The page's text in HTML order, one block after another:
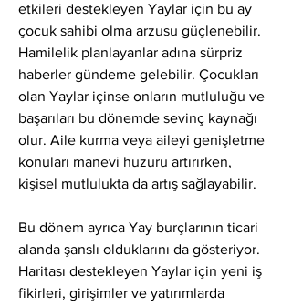
etkileri destekleyen Yaylar için bu ay
çocuk sahibi olma arzusu güçlenebilir.
Hamilelik planlayanlar adına sürpriz
haberler gündeme gelebilir. Çocukları
olan Yaylar içinse onların mutluluğu ve
başarıları bu dönemde sevinç kaynağı
olur. Aile kurma veya aileyi genişletme
konuları manevi huzuru artırırken,
kişisel mutlulukta da artış sağlayabilir.
Bu dönem ayrıca Yay burçlarının ticari
alanda şanslı olduklarını da gösteriyor.
Haritası destekleyen Yaylar için yeni iş
fikirleri, girişimler ve yatırımlarda